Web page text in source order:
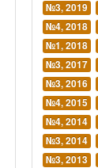
№3, 2019
№4, 2018
№1, 2018
№3, 2017
№3, 2016
№4, 2015
№4, 2014
№3, 2014
№3, 2013